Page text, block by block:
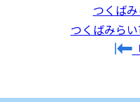
つくば
つくばみら